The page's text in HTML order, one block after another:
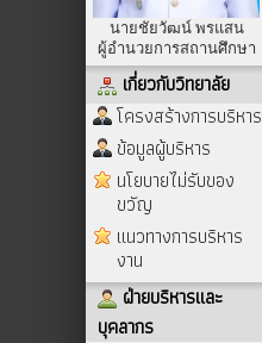
นายชัยวัฒน์ พรแสน
ผู้อำนวยการสถานศึกษา
เกี่ยวกับวิทยาลัย
โครงสร้างการบริหาร
ข้อมูลผู้บริหาร
นโยบายไม่รับของ
ขวัญ
แนวทางการบริหาร
งาน
ฝ่ายบริหารและ
บุคลากร